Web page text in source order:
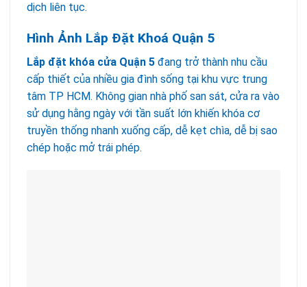
dịch liên tục.
Hình Ảnh Lắp Đặt Khoá Quận 5
Lắp đặt khóa cửa Quận 5 đang trở thành nhu cầu
cấp thiết của nhiều gia đình sống tại khu vực trung
tâm TP HCM. Không gian nhà phố san sát, cửa ra vào
sử dụng hằng ngày với tần suất lớn khiến khóa cơ
truyền thống nhanh xuống cấp, dễ kẹt chìa, dễ bị sao
chép hoặc mở trái phép.